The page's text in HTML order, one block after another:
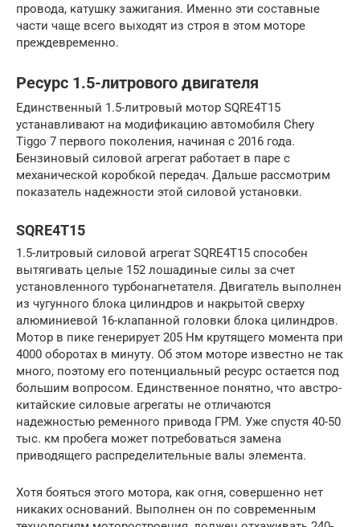
провода, катушку зажигания. Именно эти составные
части чаще всего выходят из строя в этом моторе
преждевременно.
Ресурс 1.5-литрового двигателя
Единственный 1.5-литровый мотор SQRE4T15
устанавливают на модификацию автомобиля Chery
Tiggo 7 первого поколения, начиная с 2016 года.
Бензиновый силовой агрегат работает в паре с
механической коробкой передач. Дальше рассмотрим
показатель надежности этой силовой установки.
SQRE4T15
1.5-литровый силовой агрегат SQRE4T15 способен
вытягивать целые 152 лошадиные силы за счет
установленного турбонагнетателя. Двигатель выполнен
из чугунного блока цилиндров и накрытой сверху
алюминиевой 16-клапанной головки блока цилиндров.
Мотор в пике генерирует 205 Нм крутящего момента при
4000 оборотах в минуту. Об этом моторе известно не так
много, поэтому его потенциальный ресурс остается под
большим вопросом. Единственное понятно, что австро-
китайские силовые агрегаты не отличаются
надежностью ременного привода ГРМ. Уже спустя 40-50
тыс. км пробега может потребоваться замена
приводящего распределительные валы элемента.
Хотя бояться этого мотора, как огня, совершенно нет
никаких оснований. Выполнен он по современным